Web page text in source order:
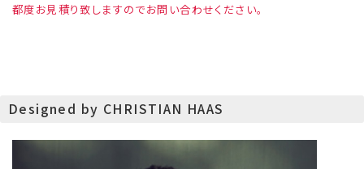
都度お見積り致しますのでお問い合わせください。
Designed by CHRISTIAN HAAS